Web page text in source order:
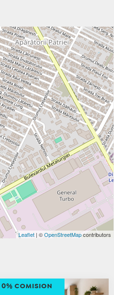
Leaflet| ©OpenStreetMapcontributors
0% COMISION